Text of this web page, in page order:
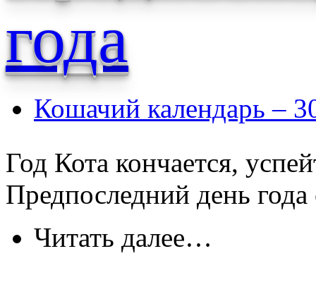
года
Кошачий календарь –
Год Кота кончается,
Предпоследний день
Читать далее…